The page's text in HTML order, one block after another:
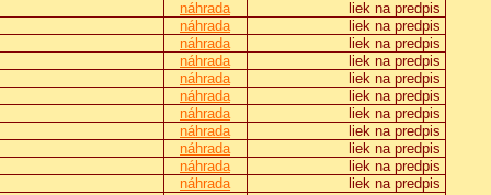
náhrada
liek na predpis
náhrada
liek na predpis
náhrada
liek na predpis
náhrada
liek na predpis
náhrada
liek na predpis
náhrada
liek na predpis
náhrada
liek na predpis
náhrada
liek na predpis
náhrada
liek na predpis
náhrada
liek na predpis
náhrada
liek na predpis